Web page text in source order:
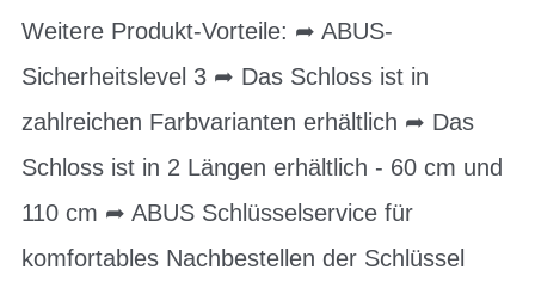
Weitere Produkt-Vorteile: ➦ ABUS-
Sicherheitslevel 3 ➦ Das Schloss ist in
zahlreichen Farbvarianten erhältlich ➦ Das
Schloss ist in 2 Längen erhältlich - 60 cm und
110 cm ➦ ABUS Schlüsselservice für
komfortables Nachbestellen der Schlüssel